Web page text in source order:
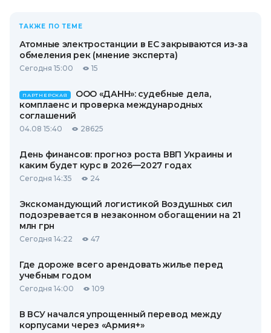
ТАКЖЕ ПО ТЕМЕ
Атомные электростанции в ЕС закрываются из-за
обмеления рек (мнение эксперта)
Сегодня 15:00 15
ПАРТНЕРСКАЯ
ООО «ДАНН»: судебные дела,
комплаенс и проверка международных
соглашений
04.08 15:40 28625
День финансов: прогноз роста ВВП Украины и
каким будет курс в 2026—2027 годах
Сегодня 14:35 24
Экскомандующий логистикой Воздушных сил
подозревается в незаконном обогащении на 21
млн грн
Сегодня 14:22 47
Где дороже всего арендовать жилье перед
учебным годом
Сегодня 14:00 109
В ВСУ начался упрощенный перевод между
корпусами через «Армия+»